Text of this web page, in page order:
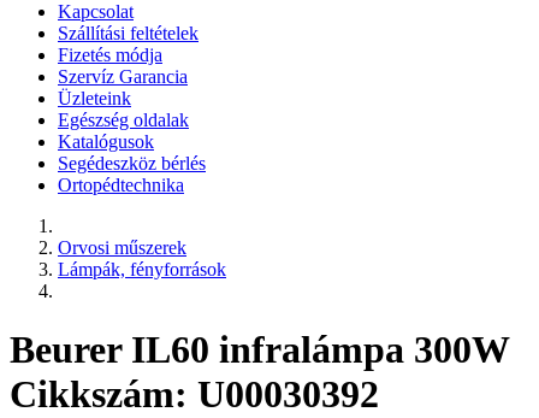
Kapcsolat
Szállítási feltételek
Fizetés módja
Szervíz Garancia
Üzleteink
Egészség oldalak
Katalógusok
Segédeszköz bérlés
Ortopédtechnika
Orvosi műszerek
Lámpák, fényforrások
Beurer IL60 infralámpa 300W
Cikkszám: U00030392